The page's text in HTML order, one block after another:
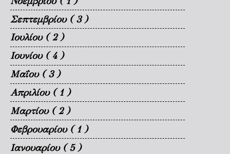
Σεπτεμβρίου ( 3 )
Ιουλίου ( 2 )
Ιουνίου ( 4 )
Μαΐου ( 3 )
Απριλίου ( 1 )
Μαρτίου ( 2 )
Φεβρουαρίου ( 1 )
Ιανουαρίου ( 5 )